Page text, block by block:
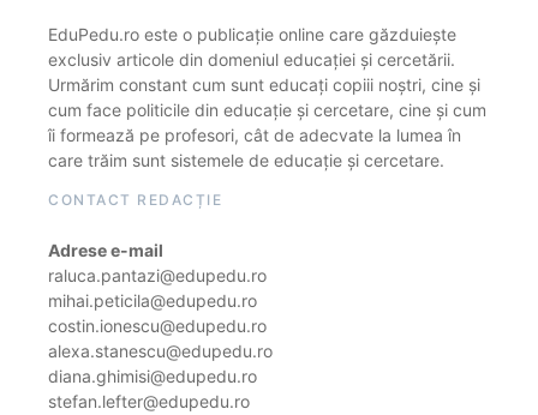
EduPedu.ro este o publicație online care găzduiește
exclusiv articole din domeniul educației și cercetării.
Urmărim constant cum sunt educați copiii noștri, cine și
cum face politicile din educație și cercetare, cine și cum
îi formează pe profesori, cât de adecvate la lumea în
care trăim sunt sistemele de educație și cercetare.
CONTACT REDACȚIE
Adrese e-mail
raluca.pantazi@edupedu.ro
mihai.peticila@edupedu.ro
costin.ionescu@edupedu.ro
alexa.stanescu@edupedu.ro
diana.ghimisi@edupedu.ro
stefan.lefter@edupedu.ro